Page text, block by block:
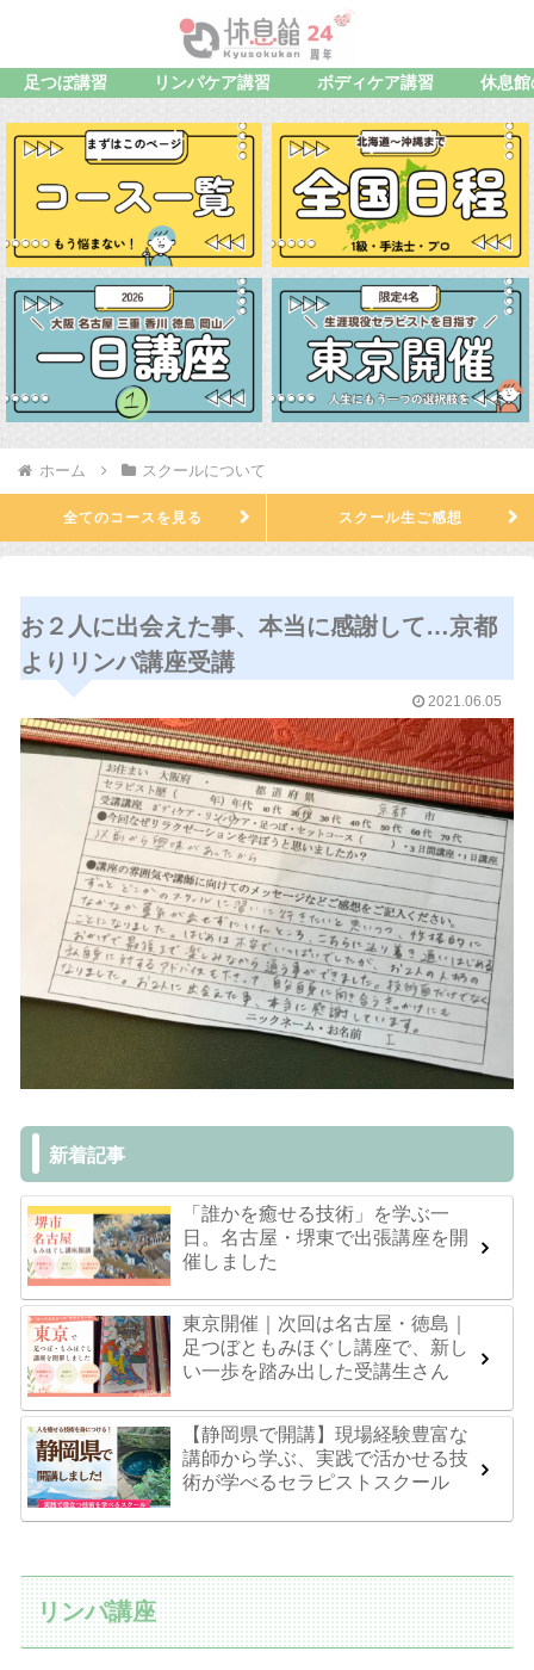
足つぼ講習 リンパケア講習 ボディケア講習 休息
ホーム スクールについて
全てのコースを見る スクール生ご感想
お２人に出会えた事、本当に感謝して…京都
よりリンパ講座受講
2021.06.05
新着記事
「誰かを癒せる技術」を学ぶ一
日。名古屋・堺東で出張講座を開
催しました
東京開催｜次回は名古屋・徳島｜
足つぼともみほぐし講座で、新し
い一歩を踏み出した受講生さん
【静岡県で開講】現場経験豊富な
講師から学ぶ、実践で活かせる技
術が学べるセラピストスクール
リンパ講座